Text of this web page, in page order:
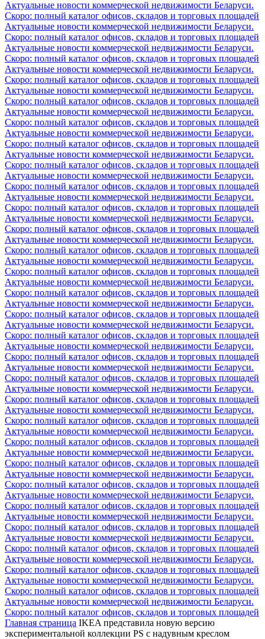
Актуальные новости коммерческой недвижимости Беларуси.
Скоро: полный каталог офисов, складов и торговых площадей
Актуальные новости коммерческой недвижимости Беларуси.
Скоро: полный каталог офисов, складов и торговых площадей
Актуальные новости коммерческой недвижимости Беларуси.
Скоро: полный каталог офисов, складов и торговых площадей
Актуальные новости коммерческой недвижимости Беларуси.
Скоро: полный каталог офисов, складов и торговых площадей
Актуальные новости коммерческой недвижимости Беларуси.
Скоро: полный каталог офисов, складов и торговых площадей
Актуальные новости коммерческой недвижимости Беларуси.
Скоро: полный каталог офисов, складов и торговых площадей
Актуальные новости коммерческой недвижимости Беларуси.
Скоро: полный каталог офисов, складов и торговых площадей
Актуальные новости коммерческой недвижимости Беларуси.
Скоро: полный каталог офисов, складов и торговых площадей
Актуальные новости коммерческой недвижимости Беларуси.
Скоро: полный каталог офисов, складов и торговых площадей
Актуальные новости коммерческой недвижимости Беларуси.
Скоро: полный каталог офисов, складов и торговых площадей
Актуальные новости коммерческой недвижимости Беларуси.
Скоро: полный каталог офисов, складов и торговых площадей
Актуальные новости коммерческой недвижимости Беларуси.
Скоро: полный каталог офисов, складов и торговых площадей
Актуальные новости коммерческой недвижимости Беларуси.
Скоро: полный каталог офисов, складов и торговых площадей
Актуальные новости коммерческой недвижимости Беларуси.
Скоро: полный каталог офисов, складов и торговых площадей
Актуальные новости коммерческой недвижимости Беларуси.
Скоро: полный каталог офисов, складов и торговых площадей
Актуальные новости коммерческой недвижимости Беларуси.
Скоро: полный каталог офисов, складов и торговых площадей
Актуальные новости коммерческой недвижимости Беларуси.
Скоро: полный каталог офисов, складов и торговых площадей
Актуальные новости коммерческой недвижимости Беларуси.
Скоро: полный каталог офисов, складов и торговых площадей
Актуальные новости коммерческой недвижимости Беларуси.
Скоро: полный каталог офисов, складов и торговых площадей
Актуальные новости коммерческой недвижимости Беларуси.
Скоро: полный каталог офисов, складов и торговых площадей
Актуальные новости коммерческой недвижимости Беларуси.
Скоро: полный каталог офисов, складов и торговых площадей
Актуальные новости коммерческой недвижимости Беларуси.
Скоро: полный каталог офисов, складов и торговых площадей
Актуальные новости коммерческой недвижимости Беларуси.
Скоро: полный каталог офисов, складов и торговых площадей
Актуальные новости коммерческой недвижимости Беларуси.
Скоро: полный каталог офисов, складов и торговых площадей
Актуальные новости коммерческой недвижимости Беларуси.
Скоро: полный каталог офисов, складов и торговых площадей
Актуальные новости коммерческой недвижимости Беларуси.
Скоро: полный каталог офисов, складов и торговых площадей
Актуальные новости коммерческой недвижимости Беларуси.
Скоро: полный каталог офисов, складов и торговых площадей
Актуальные новости коммерческой недвижимости Беларуси.
Скоро: полный каталог офисов, складов и торговых площадей
Актуальные новости коммерческой недвижимости Беларуси.
Скоро: полный каталог офисов, складов и торговых площадей
Главная страница IKEA представила новую версию
экспериментальной коллекции PS с надувным креслом